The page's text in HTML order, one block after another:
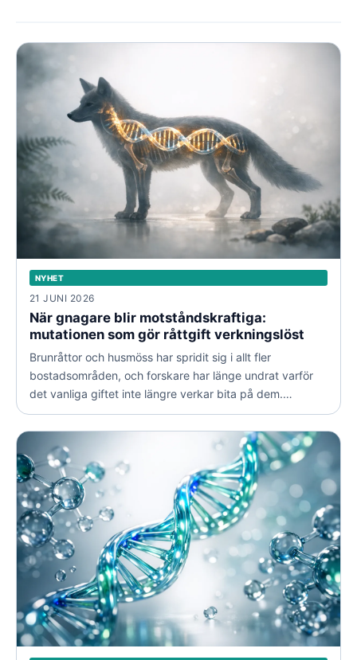
NYHET
21 JUNI 2026
När gnagare blir motståndskraftiga:
mutationen som gör råttgift verkningslöst
Brunråttor och husmöss har spridit sig i allt fler
bostadsområden, och forskare har länge undrat varför
det vanliga giftet inte längre verkar bita på dem.
Förklaringen kan ligga i en enda genetisk förändring.